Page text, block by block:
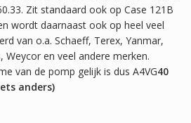
Zit standaard ook op Case 121B
wordt daarnaast ook op heel veel
van o.a. Schaeff, Terex, Yanmar,
Weycor en veel andere merken.
van de pomp gelijk is dus A4VG40
anders)